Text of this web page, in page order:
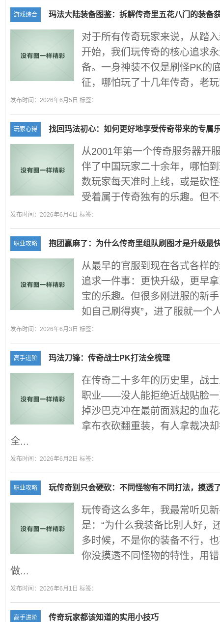
游戏综合 玛法大陆装备图鉴：拆解传奇里五花八门的装备
对于所有传奇玩家来说，从踏
开始，我们玩传奇的核心追求
备。一身神装不仅是刷怪PK的
征，哪怕玩了十几年传奇，老
发布时间：2026年6月5日 标签：
玩家心得 找回玛法初心：如何更好地享受传奇带来的专属
从2001年第一个传奇服务器开
伴了中国玩家二十余年，哪怕
数玩家每天准时上线，或是砍
受着属于传奇独有的乐趣。但
发布时间：2026年6月4日 标签：
职业攻略 抱团赢麻了：为什么传奇里组队刷图才是升级最
从最早的官服到现在各式各样
追求一件事：更快升级，更早
宝的乐趣。但很多刚进服的新
如自己刷得爽”，进了服就一个
发布时间：2026年6月3日 标签：
高手进阶 玛法刀锋：传奇战士PK打法全梳理
在传奇二十多年的历史里，战
职业——没人能拒绝近战贴脸一
掉沙巴克冲在最前面溅起的血
拿布衣砍翻重装，有人拿裁决
全...
发布时间：2026年6月2日 标签：
职业攻略 玩传奇别只会硬砍：不同怪物有不同打法，摸透
玩传奇这么多年，我最常听见
是：“为什么我装备比别人好，
多时候，不是你的装备不行，
你没摸透不同怪物的特性，用
做...
发布时间：2026年6月1日 标签：
高手进阶 传奇玩家都该知道的实用小技巧